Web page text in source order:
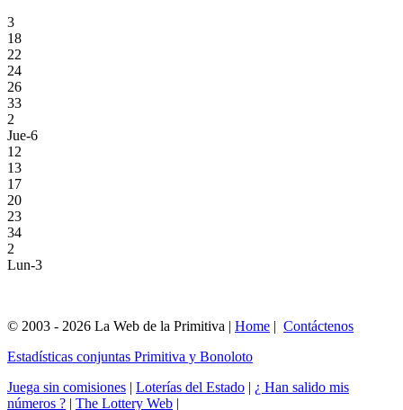
3
18
22
24
26
33
2
Jue-6
12
13
17
20
23
34
2
Lun-3
© 2003 - 2026 La Web de la Primitiva | Home | Contáctenos
Estadísticas conjuntas Primitiva y Bonoloto
Juega sin comisiones | Loterías del Estado | ¿ Han salido mis
números ? | The Lottery Web |